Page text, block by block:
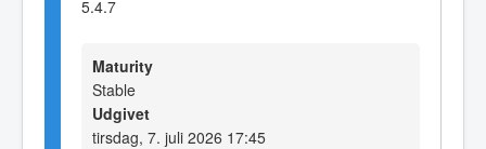
5.4.7
Maturity
Stable
Udgivet
tirsdag, 7. juli 2026 17:45